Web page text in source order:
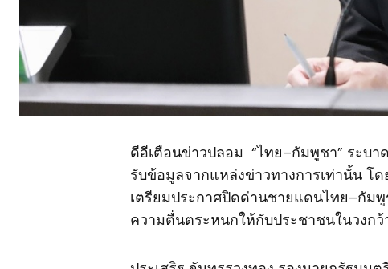
ดีอีเตือนข่าวปลอม “ไทย–กัมพูชา” ระบ
รับข้อมูลจากแหล่งข่าวทางการเท่านั้น โ
เตรียมประกาศปิดด่านชายแดนไทย–กัมพู
ความตื่นตระหนกให้กับประชาชนในวงกว้